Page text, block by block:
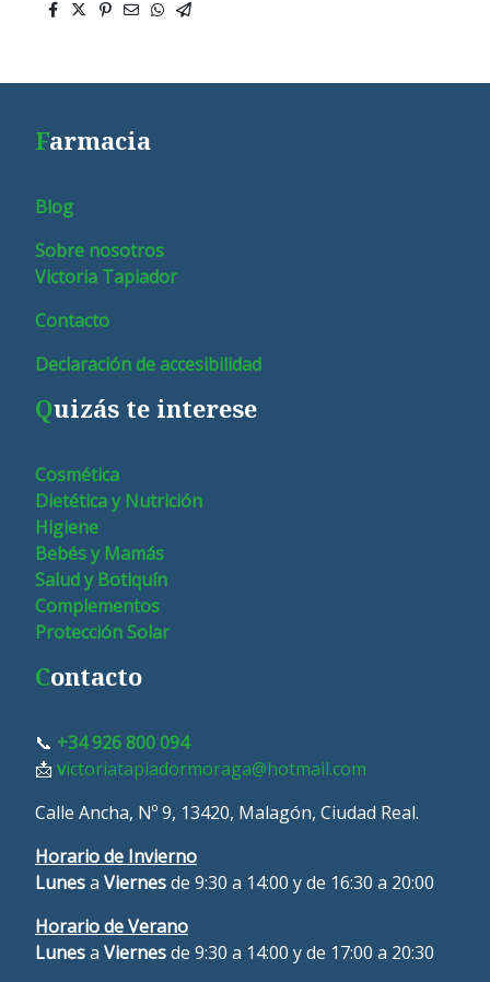
Farmacia
Blog
Sobre nosotros
Victoria Tapiador
Contacto
Declaración de accesibilidad
Quizás te interese
Cosmética
Dietética y Nutrición
Higiene
Bebés y Mamás
Salud y Botiquín
Complementos
Protección Solar
Contacto
📞 +34 926 800 094
📩 victoriatapiadormoraga@hotmail.com
Calle Ancha, Nº 9, 13420, Malagón, Ciudad Real.
Horario de Invierno
Lunesa Viernesde 9:30 a 14:00 y de 16:30 a 20:00
Horario de Verano
Lunesa Viernesde 9:30 a 14:00 y de 17:00 a 20:30